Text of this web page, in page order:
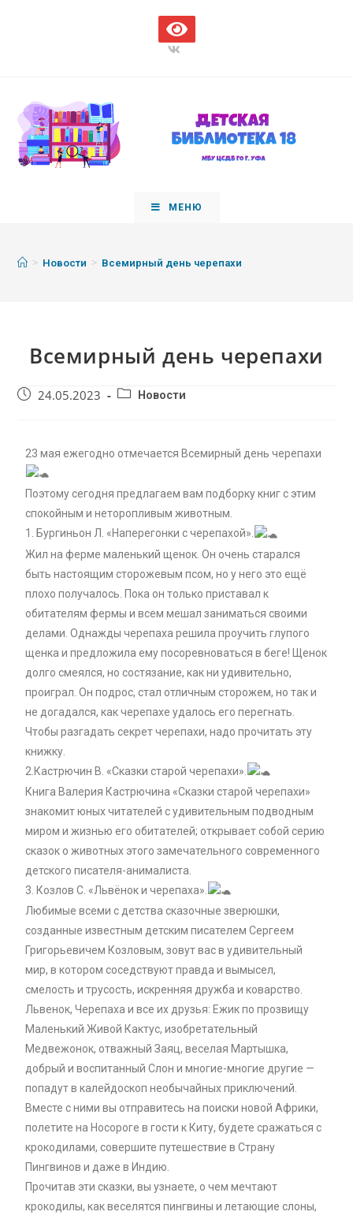
МЕНЮ
> Новости > Всемирный день черепахи
Всемирный день черепахи
24.05.2023 Новости
23 мая ежегодно отмечается Всемирный день черепахи
Поэтому сегодня предлагаем вам подборку книг с этим
спокойным и неторопливым животным.
1. Бургиньон Л. «Наперегонки с черепахой».
Жил на ферме маленький щенок. Он очень старался
быть настоящим сторожевым псом, но у него это ещё
плохо получалось. Пока он только приставал к
обитателям фермы и всем мешал заниматься своими
делами. Однажды черепаха решила проучить глупого
щенка и предложила ему посоревноваться в беге! Щенок
долго смеялся, но состязание, как ни удивительно,
проиграл. Он подрос, стал отличным сторожем, но так и
не догадался, как черепахе удалось его перегнать.
Чтобы разгадать секрет черепахи, надо прочитать эту
книжку.
2.Кастрючин В. «Сказки старой черепахи».
Книга Валерия Кастрючина «Сказки старой черепахи»
знакомит юных читателей с удивительным подводным
миром и жизнью его обитателей; открывает собой серию
сказок о животных этого замечательного современного
детского писателя-анималиста.
3. Козлов С. «Львёнок и черепаха».
Любимые всеми с детства сказочные зверюшки,
созданные известным детским писателем Сергеем
Григорьевичем Козловым, зовут вас в удивительный
мир, в котором соседствуют правда и вымысел,
смелость и трусость, искренняя дружба и коварство.
Львенок, Черепаха и все их друзья: Ежик по прозвищу
Маленький Живой Кактус, изобретательный
Медвежонок, отважный Заяц, веселая Мартышка,
добрый и воспитанный Слон и многие-многие другие —
попадут в калейдоскоп необычайных приключений.
Вместе с ними вы отправитесь на поиски новой Африки,
полетите на Носороге в гости к Киту, будете сражаться с
крокодилами, совершите путешествие в Страну
Пингвинов и даже в Индию.
Прочитав эти сказки, вы узнаете, о чем мечтают
крокодилы, как веселятся пингвины и летающие слоны,